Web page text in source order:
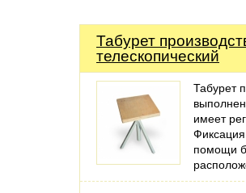
Табурет
телескопический
Табурет
имеет
помощи